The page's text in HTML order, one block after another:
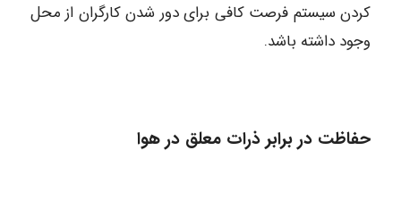
کردن سیستم فرصت کافی برای دور شدن کارگران از محل
وجود داشته باشد.
حفاظت در برابر ذرات معلق در هوا